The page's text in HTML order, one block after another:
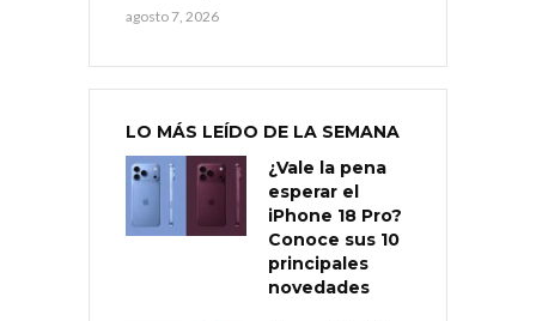
agosto 7, 2026
LO MÁS LEÍDO DE LA SEMANA
¿Vale la pena
esperar el
iPhone 18 Pro?
Conoce sus 10
principales
novedades